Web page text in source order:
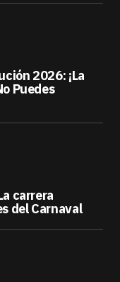
2026: ¡La
Puedes
carrera
del Carnaval